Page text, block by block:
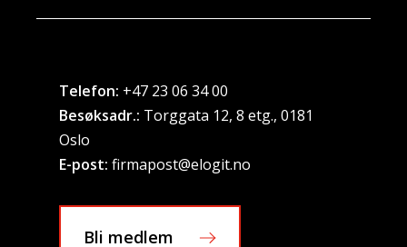
Telefon: +47 23 06 34 00
Besøksadr.: Torggata 12, 8 etg., 0181
Oslo
E-post: firmapost@elogit.no
Bli medlem